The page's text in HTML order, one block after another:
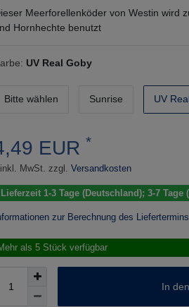
Meerforellenköder von Westin wird
Hornhechte benutzt
UV Real Goby
Bitte wählen Sunrise UV
EUR *
MwSt. zzgl. Versandkosten
Lieferzeit 1-3 Tage (Deutschland); 3-7 Tage
zur Berechnung des
als 5 Stück verfügbar
In